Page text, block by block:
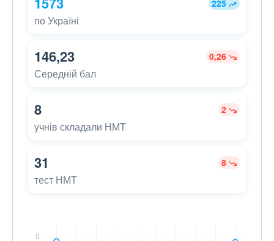
225
по Україні
146,23 0,26
Середній бал
8 2
учнів складали НМТ
31 8
тест НМТ